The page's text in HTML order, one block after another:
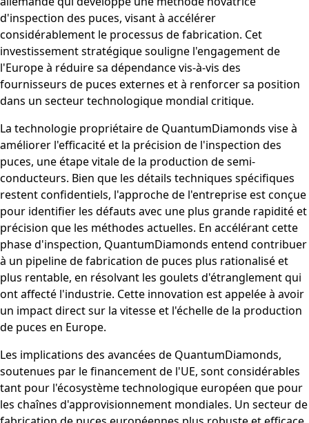
d'inspection des puces, visant à accélérer
considérablement le processus de fabrication. Cet
investissement stratégique souligne l'engagement de
l'Europe à réduire sa dépendance vis-à-vis des
fournisseurs de puces externes et à renforcer sa position
dans un secteur technologique mondial critique.
La technologie propriétaire de QuantumDiamonds vise à
améliorer l'efficacité et la précision de l'inspection des
puces, une étape vitale de la production de semi-
conducteurs. Bien que les détails techniques spécifiques
restent confidentiels, l'approche de l'entreprise est conçue
pour identifier les défauts avec une plus grande rapidité et
précision que les méthodes actuelles. En accélérant cette
phase d'inspection, QuantumDiamonds entend contribuer
à un pipeline de fabrication de puces plus rationalisé et
plus rentable, en résolvant les goulets d'étranglement qui
ont affecté l'industrie. Cette innovation est appelée à avoir
un impact direct sur la vitesse et l'échelle de la production
de puces en Europe.
Les implications des avancées de QuantumDiamonds,
soutenues par le financement de l'UE, sont considérables
tant pour l'écosystème technologique européen que pour
les chaînes d'approvisionnement mondiales. Un secteur de